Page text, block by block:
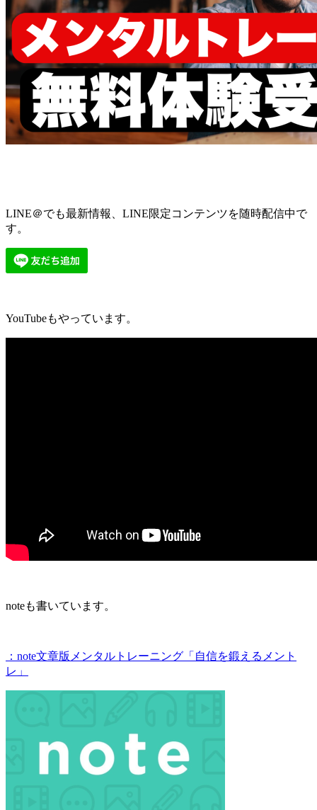
LINE＠でも最新情報、LINE限定コンテンツを随時配信中で
す。
YouTubeもやっています。
noteも書いています。
：note文章版メンタルトレーニング「自信を鍛えるメント
レ」